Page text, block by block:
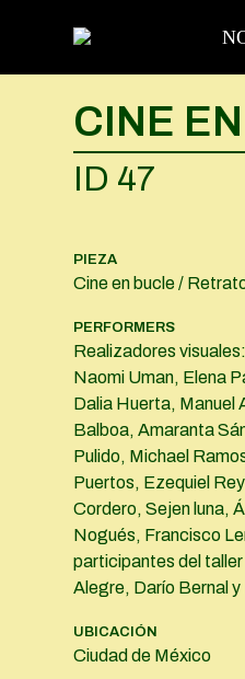
CINE
ID 47
PIEZA
Cine en bucle /
PERFORMERS
Realizadores
Naomi Uman, Elena
Dalia Huerta, Manuel
Balboa, Amaranta
Pulido, Michael
Puertos, Ezequiel
Cordero, Sejen luna,
Nogués, Francisco
participantes del
Alegre, Darío Bernal y
UBICACIÓN
Ciudad de México